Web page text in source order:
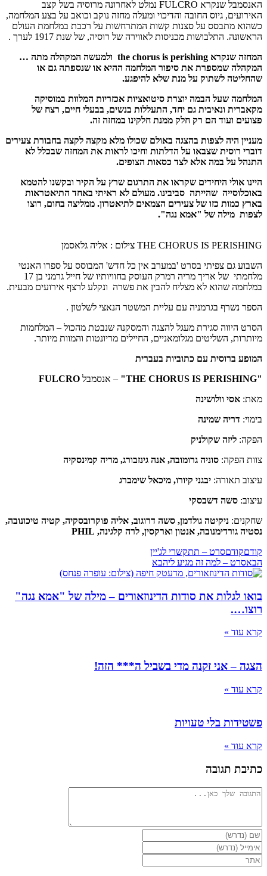
האנסמבל שנקרא FULCRO נמלט לאחרונה מרוסיה בשל קצב
האירועים, גיוס החובה והדיכוי ומעלה מחזה נוקב וכואב על בצע המלחמה,
כשהוא מתבסס על סצנות קשות המתרחשות על רכבת במלחמת העולם
הראשונה. התלבושות מכניסות לאווירה של רוסיה, של שנת 1917 לערך .
המחזה שנקרא the chorus is perishing ולמעשה המקהלה מתה …
המקהלה שמספרת את סיפור המלחמה ההיא או שנספתה גם או
שהחליטה לשתוק על מנת שלא להיפגע.
המלחמה שעל הבמה יוצרת סיטואציות אכזריות המלוות במוסיקה
מקאברית ונאיבית גם יחד, התעללות בנשים, בבעלי חיים, רצח של
פצועים ועוד הם רק חלק ממנת חלקינו במחזה זה.
מעניין היה לצפות בהצגה באולם שכולו מלא מקצה לקצה בחבורת צעירים
דוברי רוסית שצבאו על הדלתות וחיכו לראות את המחזה שבכלל לא
התנהל על במה אלא לצד כסאות הצופים.
היינו אולי היחידים שקראו את התרגום שרץ על הקיר ובקשנו להטמא
באוכלוסייה שהייתה סביבינו. מעולם לא ראיתי באחד התיאטראות
בארץ כמות כזו של צעירים הצמאים לתיאטרון. ממליצה בחום, רוצו
לצפות מילה של "אמא נגה".
THE CHORUS IS PERISHING צילום : אליה גלאסמן
השבוע גם צפיתי בסרט 'במערב אין כל חדש' המבוסס על ספרו האנטי
מלחמתי של אריך מריה רמרק העוסק בחוויותיו של חייל גרמני בן 17
במלחמה שהוא לא מצליח להבין את פשרה ונקלע לרצף אירועים מבעית.
הספר נשרף בגרמניה עם עליית המשטר הנאצי לשלטון .
הסרט היווה סגירת מעגל להצגה והמסקנה שנבטת מהכול – המלחמות
מיותרות, השליטים מגלומאניים, החיילים מריונטות והמוות מיותר.
המופע ברוסית עם כתוביות בעברית
"THE CHORUS IS PERISHING"
– אנסמבל FULCRO
מאת: אסי וולושינה
בימוי: דריה שמינה
הפקה: ליזה שקולניק
צוות הפקה: סוניה גרומובה, אנה גינזבורג, מריה קמינסקיה
עיצוב תאורה: יבגני קיורו, מיכאל שימברג
עיצוב: סשה דשבסקי
שחקנים: ניקיטה גולדמן, סשה דרוגוב, אליה פוקרובסקיה, קטיה טיכונובה,
נסטיה גורדימנובה, אנטון וארקסין, לרה קלגינה, PHIL
קודםקודםסרט – תתקשרי לג'יין
הבאסרט – למה זה מגיע ליהבא
בואו לגלות את סודות הדינוזאורים – מילה של "אמא נגה"
רוצו….
קרא עוד »
הצגה – אני זקנה מדי בשביל ה*** הזה!
קרא עוד »
פשטידות בלי טעויות
קרא עוד »
כתיבת תגובה
להגיב
הזן
את
השם
שלך
הזן
את
כתובת
הזן
את